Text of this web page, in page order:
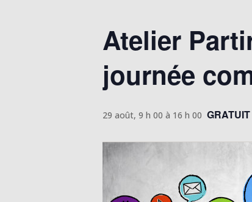
Atelier
journée
29 août, 9 h 00 à 16 h 00 GRATUIT